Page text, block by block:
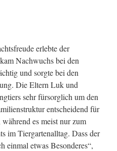
erlebte der
Nachwuchs bei den
und sorgte bei den
Die Eltern Luk und
sehr fürsorglich um den
entscheidend für
es meist nur zum
im Tiergartenalltag. Dass der
einmal etwas Besonderes“,